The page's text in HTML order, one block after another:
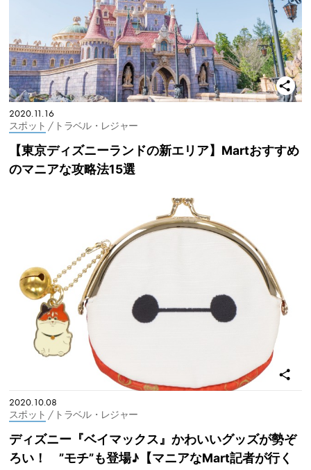
2020.11.16
スポット / トラベル・レジャー
【東京ディズニーランドの新エリア】Martおすすめ
のマニアな攻略法15選
2020.10.08
スポット / トラベル・レジャー
ディズニー『ベイマックス』かわいいグッズが勢ぞ
ろい！ ”モチ”も登場♪【マニアなMart記者が行く